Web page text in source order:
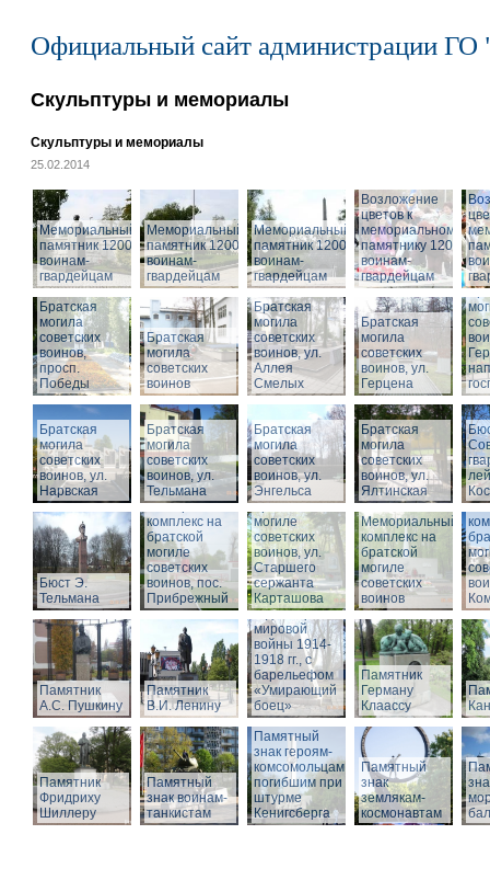
Официальный сайт администрации ГО
Скульптуры и мемориалы
Скульптуры и мемориалы
25.02.2014
Мемориальный
памятник 1200
воинам-
гвардейцам
Мемориальный
памятник 1200
воинам-
гвардейцам
Мемориальный
памятник 1200
воинам-
гвардейцам
Возложение
цветов к
мемориальному
памятнику 1200
воинам-
гвардейцам
Братская
могила
советских
воинов,
просп.
Победы
Братская
могила
советских
воинов
Братская
могила
советских
воинов, ул.
Аллея
Смелых
Братская
могила
советских
воинов, ул.
Герцена
Братская
могила
советских
воинов, ул.
Нарвская
Братская
могила
советских
воинов, ул.
Тельмана
Братская
могила
советских
воинов, ул.
Энгельса
Братская
могила
советских
воинов, ул.
Ялтинская
Бюст Э.
Тельмана
Мемориальный
комплекс на
братской
могиле
советских
воинов, пос.
Прибрежный
Мемориальный
комплекс на
братской
могиле
советских
воинов, ул.
Старшего
сержанта
Карташова
Мемориальный
комплекс на
братской
могиле
советских
воинов
Памятник
А.С. Пушкину
Памятник
В.И. Ленину
Памятник
воинам,
погибшим в
годы Первой
мировой
войны 1914-
1918 гг., с
барельефом
«Умирающий
боец»
Памятник
Герману
Клаассу
Памятник
Фридриху
Шиллеру
Памятный
знак воинам-
танкистам
Памятный
знак героям-
комсомольцам,
погибшим при
штурме
Кенигсберга
Памятный
знак
землякам-
космонавтам